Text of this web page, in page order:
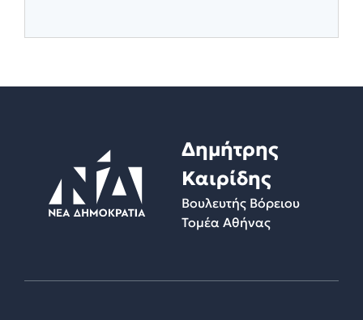
Δημήτρης
Καιρίδης
Βουλευτής Βόρειου
Τομέα Αθήνας